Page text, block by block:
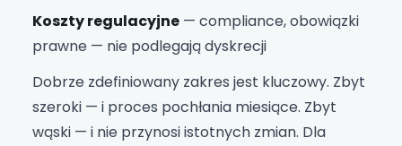
Koszty regulacyjne — compliance, obowiązki
prawne — nie podlegają dyskrecji
Dobrze zdefiniowany zakres jest kluczowy. Zbyt
szeroki — i proces pochłania miesiące. Zbyt
wąski — i nie przynosi istotnych zmian. Dla